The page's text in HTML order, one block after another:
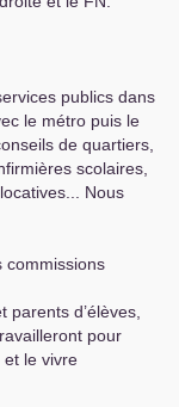
publics dans
le métro puis le
de quartiers,
scolaires,
Nous
commissions
d’élèves,
pour
et le vivre